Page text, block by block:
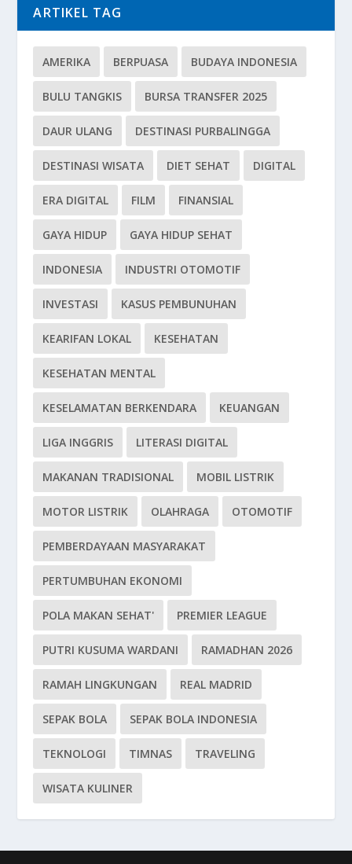
ARTIKEL TAG
AMERIKA BERPUASA BUDAYA INDONESIA
BULU TANGKIS BURSA TRANSFER 2025
DAUR ULANG DESTINASI PURBALINGGA
DESTINASI WISATA DIET SEHAT DIGITAL
ERA DIGITAL FILM FINANSIAL
GAYA HIDUP GAYA HIDUP SEHAT
INDONESIA INDUSTRI OTOMOTIF
INVESTASI KASUS PEMBUNUHAN
KEARIFAN LOKAL KESEHATAN
KESEHATAN MENTAL
KESELAMATAN BERKENDARA KEUANGAN
LIGA INGGRIS LITERASI DIGITAL
MAKANAN TRADISIONAL MOBIL LISTRIK
MOTOR LISTRIK OLAHRAGA OTOMOTIF
PEMBERDAYAAN MASYARAKAT
PERTUMBUHAN EKONOMI
POLA MAKAN SEHAT' PREMIER LEAGUE
PUTRI KUSUMA WARDANI RAMADHAN 2026
RAMAH LINGKUNGAN REAL MADRID
SEPAK BOLA SEPAK BOLA INDONESIA
TEKNOLOGI TIMNAS TRAVELING
WISATA KULINER